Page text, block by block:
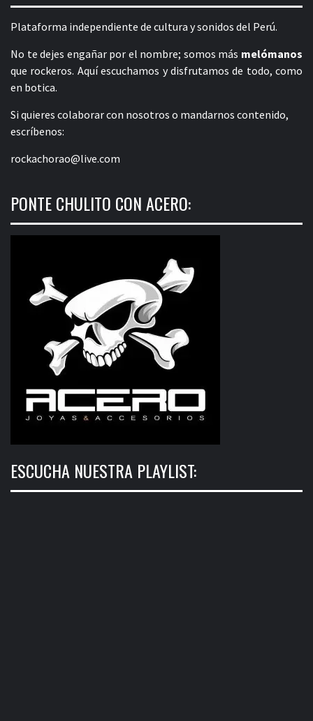
Plataforma independiente de cultura y sonidos del Perú.
No te dejes engañar por el nombre; somos más melómanos
que rockeros. Aquí escuchamos y disfrutamos de todo, como
en botica.
Si quieres colaborar con nosotros o mandarnos contenido,
escríbenos:
rockachorao@live.com
PONTE CHULITO CON ACERO:
ESCUCHA NUESTRA PLAYLIST: